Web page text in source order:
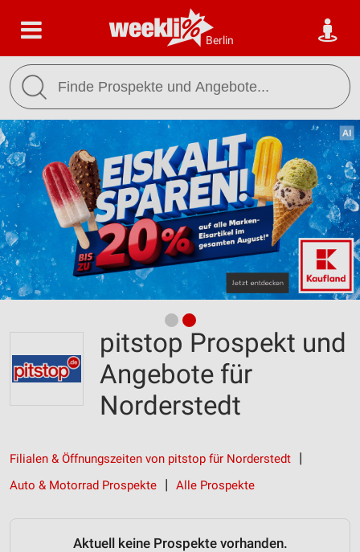
Berlin
pitstop Prospekt und
Angebote für
Norderstedt
Filialen & Öffnungszeiten von pitstop für Norderstedt
Auto & Motorrad Prospekte
Alle Prospekte
Aktuell keine Prospekte vorhanden.